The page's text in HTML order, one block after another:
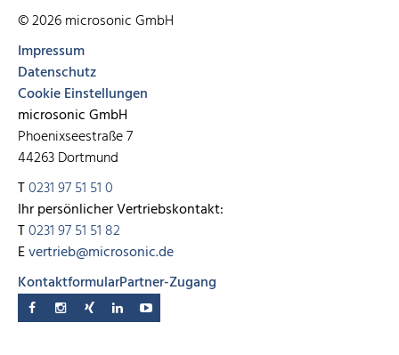
© 2026 microsonic GmbH
Impressum
Datenschutz
Cookie Einstellungen
microsonic GmbH
Phoenixseestraße 7
44263 Dortmund
T0231 97 51 51 0
Ihr persönlicher Vertriebskontakt:
T0231 97 51 51 82
Evertrieb@microsonic.de
KontaktformularPartner-Zugang